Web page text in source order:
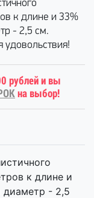
к длине и 33%
- 2,5 см.
рублей и вы
на выбор!
к длине и
диаметр - 2,5